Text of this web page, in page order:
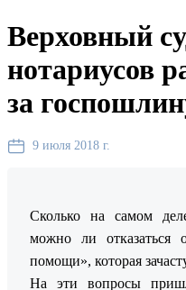
Верховный
нотариусов
за
9 июля 2018 г.
Сколько на самом
можно ли отказаться
помощи», которая
На эти вопросы